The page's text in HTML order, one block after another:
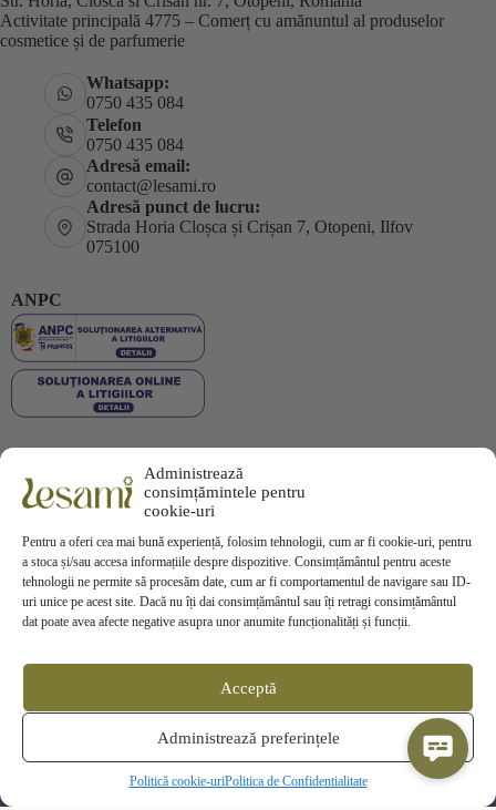
Activitate principală 4775 – Comerț cu amănuntul al produselor
cosmetice și de parfumerie
Whatsapp:
0750 435 084
Telefon
0750 435 084
Adresă email:
contact@lesami.ro
Adresă punct de lucru:
Strada Horia Cloșca și Crișan 7, Otopeni, Ilfov
075100
ANPC
Plata securizată
Informații
Politica de Retur
Administrează
consimțămintele pentru
cookie-uri
Pentru a oferi cea mai bună experiență, folosim tehnologii, cum ar fi cookie-uri, pentru
a stoca și/sau accesa informațiile despre dispozitive. Consimțământul pentru aceste
tehnologii ne permite să procesăm date, cum ar fi comportamentul de navigare sau ID-
uri unice pe acest site. Dacă nu îți dai consimțământul sau îți retragi consimțământul
dat poate avea afecte negative asupra unor anumite funcționalități și funcții.
Acceptă
Administrează preferințele
Politică cookie-uriPolitica de Confidentialitate